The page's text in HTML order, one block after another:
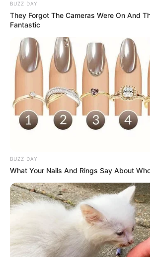
YouTube
Dikutip dari
661 dollar atau 668 ribu-1 juta rupiah,
dollar atau 19 juta-323 juta rupiah dan
dollar atau 323 juta-3 miliar rupiah.
Kontroversi
BUZZ DAY
They Forgot The Cameras Were On And
Fantastic
BUZZ DAY
What Your Nails And Rings Say About